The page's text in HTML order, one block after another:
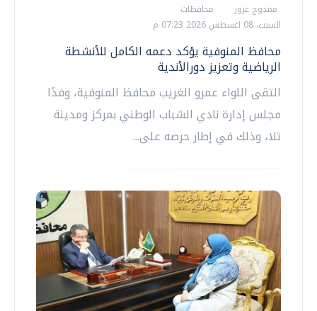
ممدوح عزوز
محافظات
السبت، 08 اغسطس 2026 07:23 م
محافظ المنوفية يؤكد دعمه الكامل للأنشطة
الرياضية وتعزيز دورالأندية
التقى اللواء عمرو الغريب محافظ المنوفية، وفدًا
مجلس إدارة نادي الشباب الوطني بمركز ومدينة
تلا، وذلك في إطار حرصه على...